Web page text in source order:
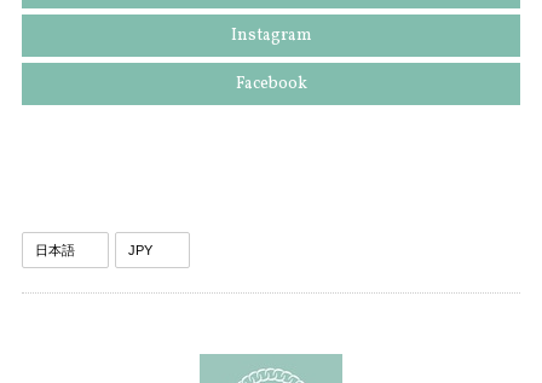
Instagram
Facebook